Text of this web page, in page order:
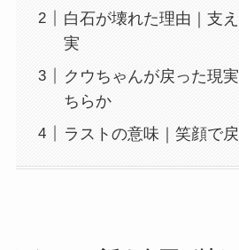
白石が壊れた理由｜支
実
クウちゃんが戻った現
ちらか
ラストの意味｜笑顔で